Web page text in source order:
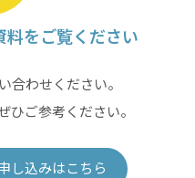
料をご覧ください
合わせください。
ひご参考ください。
し込みはこちら